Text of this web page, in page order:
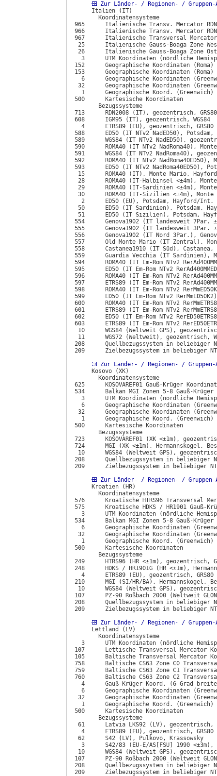
Zur Länder- / Regionen- / Gruppen-
      Italien (IT)
        Koordinatensysteme
965      Italienische Transv. Mercator RDN
966      Italienische Transv. Mercator RDN
967      Italienische Transversal Mercator
25      Italienische Gauss-Boaga Zone
26      Italienische Gauss-Boaga Zone
3      UTM Koordinaten (nördliche
152      Geographische Koordinaten (Roma)
153      Geographische Koordinaten (Roma)
6      Geographische Koordinaten
32      Geographische Koordinaten
1      Geographische Koord. (Greenwich)
500      Kartesische Koordinaten
        Bezugssysteme
713      RDN2008 (IT), geozentrisch, GRS80
608      IGM95 (IT), geozentrisch, WGS84
   4      ETRS89 (EU), geozentrisch, GRS80
588      ED50 (IT NTv2 NadED50),
589      WGS84 (IT NTv2 NadED50),
590      ROMA40 (IT NTv2 NadRoma40),
591      WGS84 (IT NTv2 NadRoma40),
592      ROMA40 (IT NTv2
593      ED50 (IT NTv2 NadRoma40ED50),
15      ROMA40 (IT), Monte Mario,
28      ROMA40 (IT-Halbinsel <±4m),
29      ROMA40 (IT-Sardinien <±4m),
30      ROMA40 (IT-Sizilien <±4m), Monte
   2      ED50 (EU), Potsdam, Hayford/Int.
50      ED50 (IT Sardinien), Potsdam,
51      ED50 (IT Sizilien), Potsdam,
554      Genova1902 (IT landesweit 7Par.
555      Genova1902 (IT landesweit 3Par.
556      Genova1902 (IT Nord 3Par.),
557      Old Monte Mario (IT Zentral),
558      Castanea1910 (IT Süd), Castanea,
559      Guardia Vecchia (IT Sardinien),
594      ROMA40 (IT Em-Rom NTv2
595      ED50 (IT Em-Rom NTv2
596      ROMA40 (IT Em-Rom NTv2
597      ETRS89 (IT Em-Rom NTv2
598      ROMA40 (IT Em-Rom NTv2
599      ED50 (IT Em-Rom NTv2
600      ROMA40 (IT Em-Rom NTv2
601      ETRS89 (IT Em-Rom NTv2
602      ED50 (IT Em-Rom NTv2
603      ETRS89 (IT Em-Rom NTv2
10      WGS84 (Weltweit GPS),
11      WGS72 (Weltweit), geozentrisch,
208      Quellbezugssystem in beliebiger
209      Zielbezugssystem in beliebiger
Zur Länder- / Regionen- / Gruppen-
      Kosovo (XK)
        Koordinatensysteme
625      KOSOVAREF01 Gauß-Krüger
534      Balkan MGI Zonen 5-8 Gauß-Krüger
3      UTM Koordinaten (nördliche
6      Geographische Koordinaten
32      Geographische Koordinaten
1      Geographische Koord. (Greenwich)
500      Kartesische Koordinaten
        Bezugssysteme
723      KOSOVAREF01 (XK <±1m),
724      MGI (XK <±1m), Hermannskogel,
10      WGS84 (Weltweit GPS),
208      Quellbezugssystem in beliebiger
209      Zielbezugssystem in beliebiger
Zur Länder- / Regionen- / Gruppen-
      Kroatien (HR)
        Koordinatensysteme
576      Kroatische HTRS96 Transversal
575      Kroatische HDKS / HR1901 Gauß-
3      UTM Koordinaten (nördliche
534      Balkan MGI Zonen 5-8 Gauß-Krüger
6      Geographische Koordinaten
32      Geographische Koordinaten
1      Geographische Koord. (Greenwich)
500      Kartesische Koordinaten
        Bezugssysteme
249      HTRS96 (HR <±1m), geozentrisch,
248      HDKS / HR1901G (HR <±1m),
   4      ETRS89 (EU), geozentrisch, GRS80
210      MGI (SI/HR/BA), Hermannskogel,
10      WGS84 (Weltweit GPS),
107      PZ-90 Roßbach 2000 (Weltweit
208      Quellbezugssystem in beliebiger
209      Zielbezugssystem in beliebiger
Zur Länder- / Regionen- / Gruppen-
      Lettland (LV)
        Koordinatensysteme
3      UTM Koordinaten (nördliche
107      Lettische Transversal Mercator
105      Baltische Transversal Mercator
758      Baltische CS63 Zone C0
759      Baltische CS63 Zone C1
760      Baltische CS63 Zone C2
4      Gauß-Krüger Koord. (6 Grad
6      Geographische Koordinaten
32      Geographische Koordinaten
1      Geographische Koord. (Greenwich)
500      Kartesische Koordinaten
        Bezugssysteme
61      Latvia LKS92 (LV), geozentrisch,
   4      ETRS89 (EU), geozentrisch, GRS80
  62      S42 (LV), Pulkovo, Krassowsky
3      S42/83 (EU-E/AS[FSU] 1990 <±3m),
10      WGS84 (Weltweit GPS),
107      PZ-90 Roßbach 2000 (Weltweit
208      Quellbezugssystem in beliebiger
209      Zielbezugssystem in beliebiger